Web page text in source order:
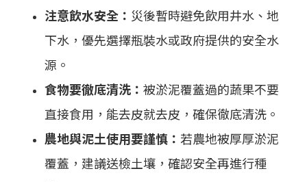
注意飲水安全： 災後暫時避免飲用井水、地
下水，優先選擇瓶裝水或政府提供的安全水
源。
食物要徹底清洗： 被淤泥覆蓋過的蔬果不要
直接食用，能去皮就去皮，確保徹底清洗。
農地與泥土使用要謹慎： 若農地被厚厚淤泥
覆蓋，建議送檢土壤，確認安全再進行種